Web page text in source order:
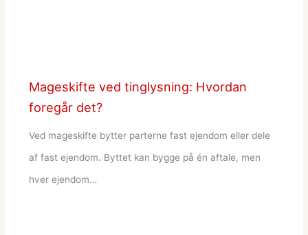
Mageskifte ved tinglysning: Hvordan
foregår det?
Ved mageskifte bytter parterne fast ejendom eller dele
af fast ejendom. Byttet kan bygge på én aftale, men
hver ejendom…